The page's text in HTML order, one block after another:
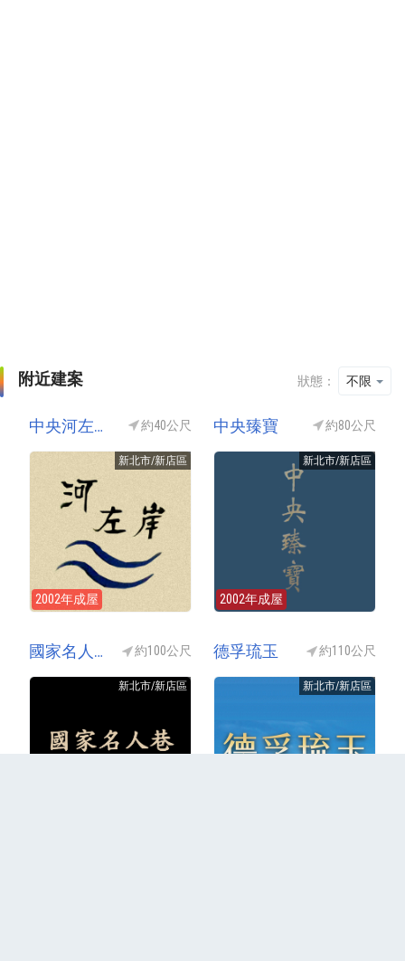
附近建案 狀態： 不限
中央河左岸 約40公尺
新北市/新店區
2002年成屋
中央臻寶 約80公尺
新北市/新店區
2002年成屋
國家名人巷D區(國家名人巷D座) 約100公尺
新北市/新店區
德孚琉玉 約110公尺
新北市/新店區